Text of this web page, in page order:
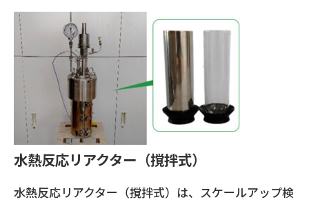
水熱反応リアクター（撹拌式）
水熱反応リアクター（撹拌式）は、スケールアップ検